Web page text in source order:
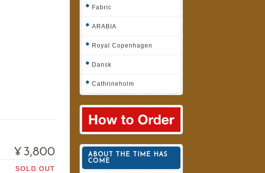
¥3,800
SOLD OUT
Fabric
ARABIA
Royal Copenhagen
Dansk
Cathrineholm
ABOUT THE TIME HAS
COME